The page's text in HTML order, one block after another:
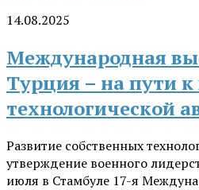
14.08.2025
Международная
Турция – на пути к
технологической
Развитие собственных
утверждение военного
июля в Стамбуле 17-я